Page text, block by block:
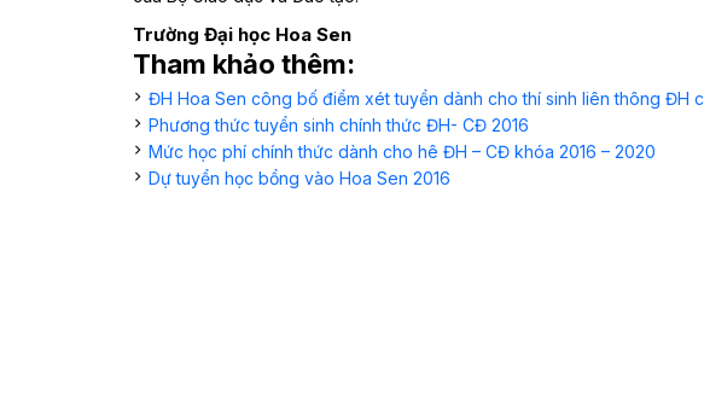
Trường Đại học Hoa Sen
Tham khảo thêm:
ĐH Hoa Sen công bố điểm xét tuyển dành cho thí sinh liên thông ĐH
Phương thức tuyển sinh chính thức ĐH- CĐ 2016
Mức học phí chính thức dành cho hê ĐH – CĐ khóa 2016 – 2020
Dự tuyển học bổng vào Hoa Sen 2016